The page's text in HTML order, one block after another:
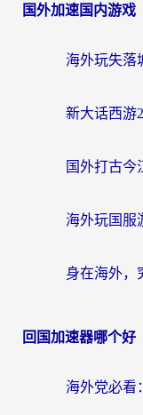
国外加速国内游戏
回国加速器哪个好